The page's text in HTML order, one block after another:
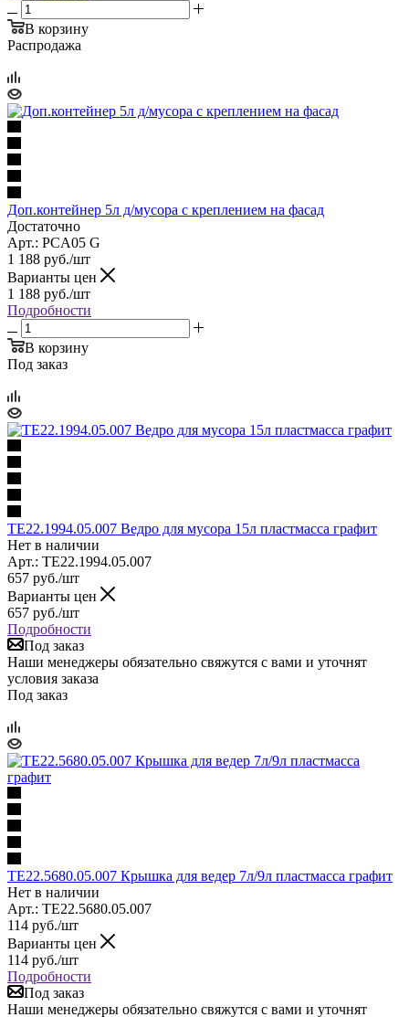
В корзину
Распродажа
Доп.контейнер 5л д/мусора с креплением на фасад
Достаточно
Арт.: PCA05 G
1 188 руб./шт
Варианты цен
1 188 руб./шт
Подробности
В корзину
Под заказ
TE22.1994.05.007 Ведро для мусора 15л пластмасса графит
Нет в наличии
Арт.: TE22.1994.05.007
657 руб./шт
Варианты цен
657 руб./шт
Подробности
Под заказ
Наши менеджеры обязательно свяжутся с вами и уточнят
условия заказа
Под заказ
TE22.5680.05.007 Крышка для ведер 7л/9л пластмасса графит
Нет в наличии
Арт.: TE22.5680.05.007
114 руб./шт
Варианты цен
114 руб./шт
Подробности
Под заказ
Наши менеджеры обязательно свяжутся с вами и уточнят